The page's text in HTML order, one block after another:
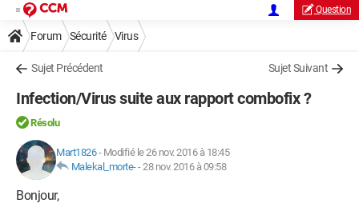
Question
Forum Sécurité Virus
Sujet Précédent Sujet Suivant
Infection/Virus suite aux rapport combofix ?
Résolu
Mart1826- Modifié le 26 nov. 2016 à 18:45
Malekal_morte--28 nov. 2016 à 09:58
Bonjour,